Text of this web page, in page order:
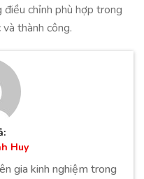
điều chỉnh phù hợp trong
thành công.
Huy
gia kinh nghiệm trong